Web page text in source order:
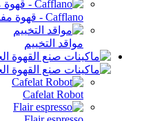
Cafflano - قهوة مفلترة
مواقد التخييم
Cafelat Robot